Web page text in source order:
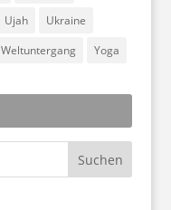
Ujah
Ukraine
Weltuntergang Yoga